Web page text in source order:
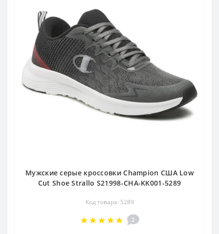
Мужские серые кроссовки Champion США Low
Cut Shoe Strallo S21998-CHA-KK001-5289
Код товара: 5289
2